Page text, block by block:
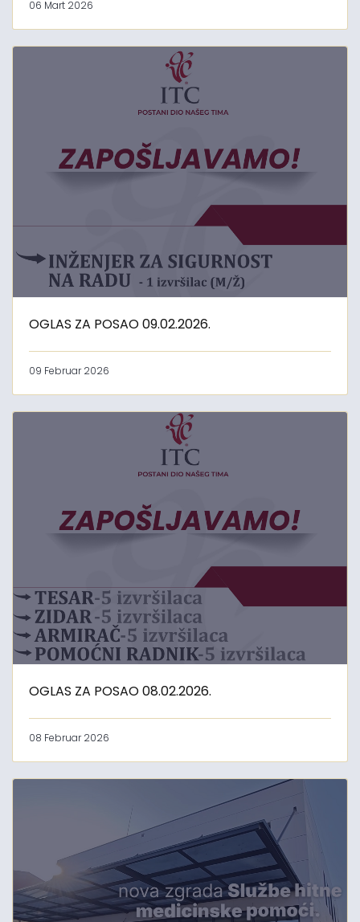
06 Mart 2026
OGLAS ZA POSAO 09.02.2026.
09 Februar 2026
OGLAS ZA POSAO 08.02.2026.
08 Februar 2026